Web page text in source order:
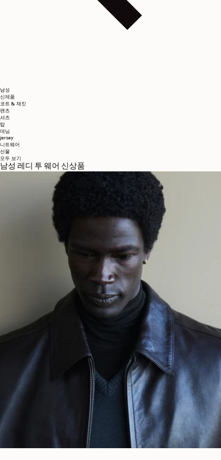
남성
신제품
코트 & 재킷
팬츠
셔츠
탑
데님
jersey
니트웨어
선물
모두 보기
남성 레디 투 웨어 신상품